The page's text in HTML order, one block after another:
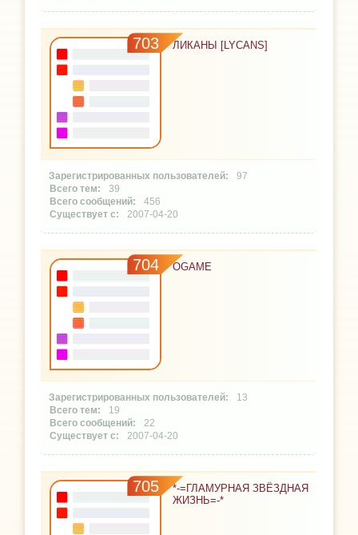
703 ЛИКАНЫ [LYCANS]
97
39
456
2007-04-20
704 OGAME
13
19
22
2007-04-20
705
*-=ГЛАМУРНАЯ ЗВЁЗДНАЯ
ЖИЗНЬ=-*